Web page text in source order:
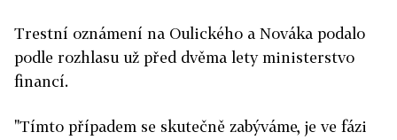
Trestní oznámení na Oulického a Nováka podalo
podle rozhlasu už před dvěma lety ministerstvo
financí.
"Tímto případem se skutečně zabýváme, je ve fázi